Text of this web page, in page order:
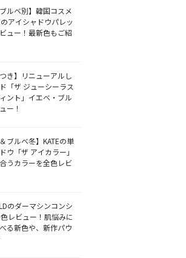
ブルベ別】韓国コスメ
のアイシャドウパレッ
ュー！最新色もご紹
つき】リニューアルし
「ザ ジューシーラス
ント」イエベ・ブル
ー！
ブルベ冬】KATEの単
ウ「ザ アイカラー」
うカラーを全色レビ
のダーマシンコンシ
レビュー！肌悩みに
る新色や、新作パウ